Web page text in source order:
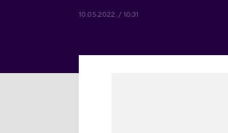
10.05.2022. / 10:31